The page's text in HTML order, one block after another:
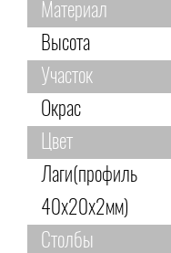
Материал
Высота
Участок
Окрас
Цвет
Лаги(профиль
40х20х2мм)
Столбы